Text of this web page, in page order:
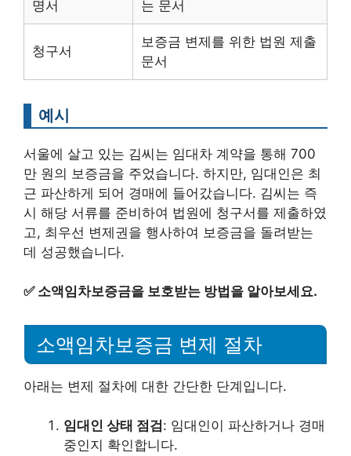
명서 는 문서
청구서
보증금 변제를 위한 법원 제출
문서
예시
서울에 살고 있는 김씨는 임대차 계약을 통해 700
만 원의 보증금을 주었습니다. 하지만, 임대인은 최
근 파산하게 되어 경매에 들어갔습니다. 김씨는 즉
시 해당 서류를 준비하여 법원에 청구서를 제출하였
고, 최우선 변제권을 행사하여 보증금을 돌려받는
데 성공했습니다.
✅ 소액임차보증금을 보호받는 방법을 알아보세요.
소액임차보증금 변제 절차
아래는 변제 절차에 대한 간단한 단계입니다.
임대인 상태 점검 : 임대인이 파산하거나 경매
중인지 확인합니다.